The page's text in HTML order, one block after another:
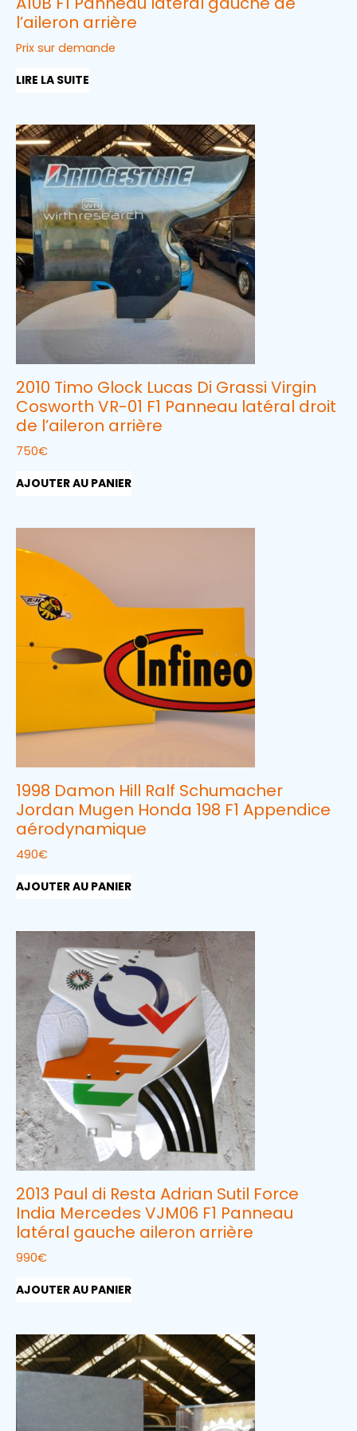
l’aileron arrière
Prix sur demande
LIRE LA SUITE
2010 Timo Glock Lucas Di Grassi Virgin
Cosworth VR-01 F1 Panneau latéral droit
de l’aileron arrière
750€
AJOUTER AU PANIER
1998 Damon Hill Ralf Schumacher
Jordan Mugen Honda 198 F1 Appendice
aérodynamique
490€
AJOUTER AU PANIER
2013 Paul di Resta Adrian Sutil Force
India Mercedes VJM06 F1 Panneau
latéral gauche aileron arrière
990€
AJOUTER AU PANIER